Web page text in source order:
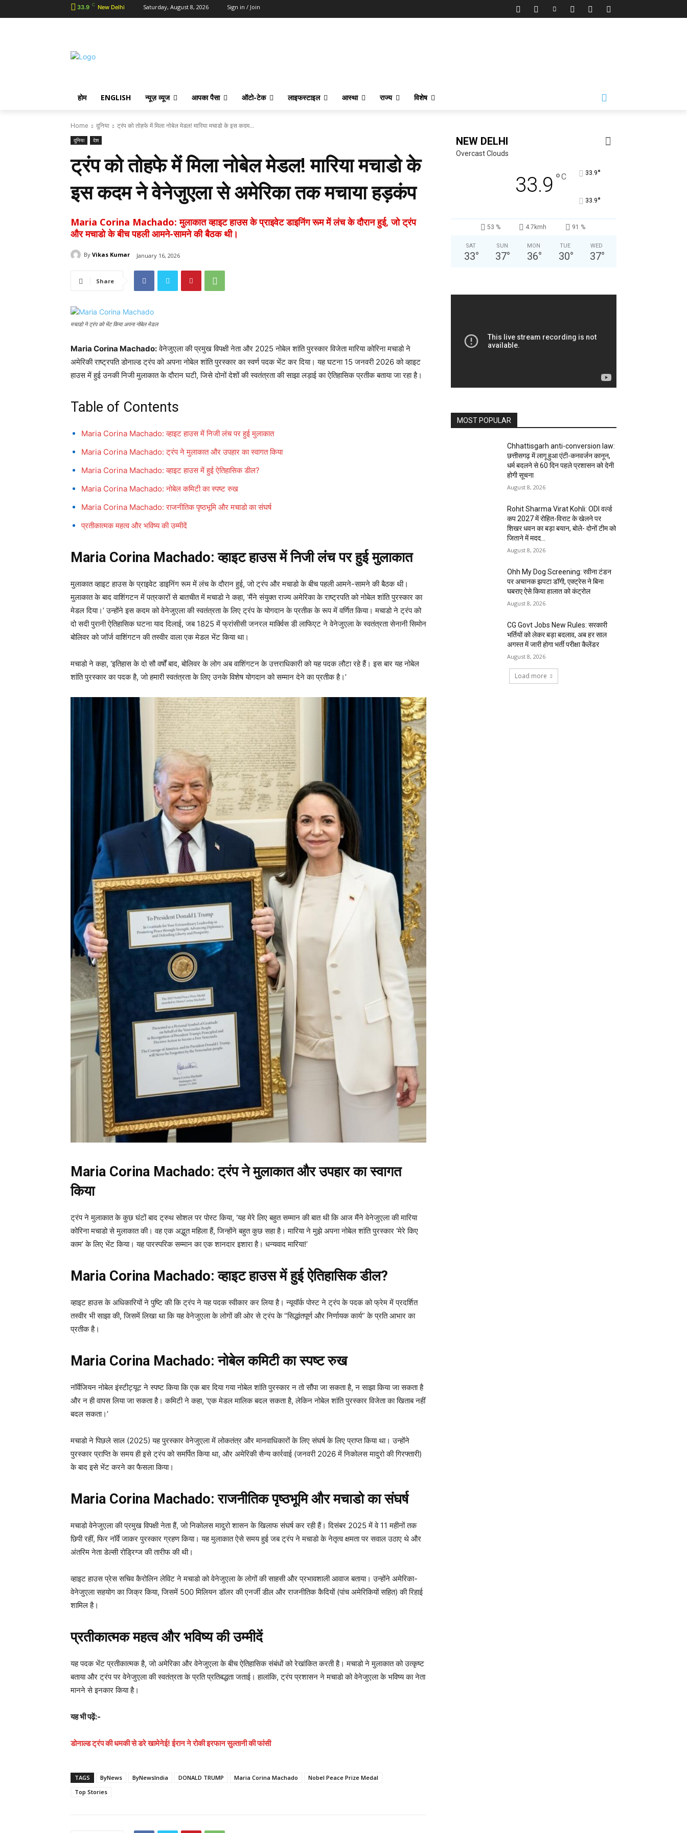
33.9 C New Delhi Saturday, August 8, 2026 Sign in / Join
होम ENGLISH न्यूज़ व्यूज आपका पैसा ऑटो-टेक लाइफस्टाइल आस्था राज्य विशेष
Home दुनिया ट्रंप को तोहफे में मिला नोबेल मेडल! मारिया मचाडो के इस कदम...
दुनिया देश
ट्रंप को तोहफे में मिला नोबेल मेडल! मारिया मचाडो के
इस कदम ने वेनेजुएला से अमेरिका तक मचाया हड़कंप
Maria Corina Machado: मुलाकात व्हाइट हाउस के प्राइवेट डाइनिंग रूम में लंच के दौरान हुई, जो ट्रंप
और मचाडो के बीच पहली आमने-सामने की बैठक थी।
By Vikas Kumar January 16, 2026
Share
मचाडो ने ट्रंप को भेंट किया अपना नोबेल मेडल
Maria Corina Machado:वेनेजुएला की प्रमुख विपक्षी नेता और 2025 नोबेल शांति पुरस्कार विजेता मारिया कोरिना मचाडो ने
अमेरिकी राष्ट्रपति डोनाल्ड ट्रंप को अपना नोबेल शांति पुरस्कार का स्वर्ण पदक भेंट कर दिया। यह घटना 15 जनवरी 2026 को व्हाइट
हाउस में हुई उनकी निजी मुलाकात के दौरान घटी, जिसे दोनों देशों की स्वतंत्रता की साझा लड़ाई का ऐतिहासिक प्रतीक बताया जा रहा है।
Table of Contents
Maria Corina Machado: व्हाइट हाउस में निजी लंच पर हुई मुलाकात
Maria Corina Machado: ट्रंप ने मुलाकात और उपहार का स्वागत किया
Maria Corina Machado: व्हाइट हाउस में हुई ऐतिहासिक डील?
Maria Corina Machado: नोबेल कमिटी का स्पष्ट रुख
Maria Corina Machado: राजनीतिक पृष्ठभूमि और मचाडो का संघर्ष
प्रतीकात्मक महत्व और भविष्य की उम्मीदें
Maria Corina Machado: व्हाइट हाउस में निजी लंच पर हुई मुलाकात
मुलाकात व्हाइट हाउस के प्राइवेट डाइनिंग रूम में लंच के दौरान हुई, जो ट्रंप और मचाडो के बीच पहली आमने-सामने की बैठक थी।
मुलाकात के बाद वाशिंगटन में पत्रकारों से बातचीत में मचाडो ने कहा, ‘मैंने संयुक्त राज्य अमेरिका के राष्ट्रपति को नोबेल शांति पुरस्कार का
मेडल दिया।’ उन्होंने इस कदम को वेनेजुएला की स्वतंत्रता के लिए ट्रंप के योगदान के प्रतीक के रूप में वर्णित किया। मचाडो ने ट्रंप को
दो सदी पुरानी ऐतिहासिक घटना याद दिलाई, जब 1825 में फ्रांसीसी जनरल मार्क्विस डी लाफिएट ने वेनेजुएला के स्वतंत्रता सेनानी सिमोन
बोलिवर को जॉर्ज वाशिंगटन की तस्वीर वाला एक मेडल भेंट किया था।
मचाडो ने कहा, ‘इतिहास के दो सौ वर्षों बाद, बोलिवर के लोग अब वाशिंगटन के उत्तराधिकारी को यह पदक लौटा रहे हैं। इस बार यह नोबेल
शांति पुरस्कार का पदक है, जो हमारी स्वतंत्रता के लिए उनके विशेष योगदान को सम्मान देने का प्रतीक है।’
Maria Corina Machado: ट्रंप ने मुलाकात और उपहार का स्वागत
किया
ट्रंप ने मुलाकात के कुछ घंटों बाद ट्रुथ सोशल पर पोस्ट किया, ‘यह मेरे लिए बहुत सम्मान की बात थी कि आज मैंने वेनेजुएला की मारिया
कोरिना मचाडो से मुलाकात की। वह एक अद्भुत महिला हैं, जिन्होंने बहुत कुछ सहा है। मारिया ने मुझे अपना नोबेल शांति पुरस्कार ‘मेरे किए
काम’ के लिए भेंट किया। यह पारस्परिक सम्मान का एक शानदार इशारा है। धन्यवाद मारिया!’
Maria Corina Machado: व्हाइट हाउस में हुई ऐतिहासिक डील?
व्हाइट हाउस के अधिकारियों ने पुष्टि की कि ट्रंप ने यह पदक स्वीकार कर लिया है। न्यूयॉर्क पोस्ट ने ट्रंप के पदक को फ्रेम में प्रदर्शित
तस्वीर भी साझा की, जिसमें लिखा था कि यह वेनेजुएला के लोगों की ओर से ट्रंप के “सिद्धांतपूर्ण और निर्णायक कार्य” के प्रति आभार का
प्रतीक है।
Maria Corina Machado: नोबेल कमिटी का स्पष्ट रुख
नॉर्वेजियन नोबेल इंस्टीट्यूट ने स्पष्ट किया कि एक बार दिया गया नोबेल शांति पुरस्कार न तो सौंपा जा सकता है, न साझा किया जा सकता है
और न ही वापस लिया जा सकता है। कमिटी ने कहा, ‘एक मेडल मालिक बदल सकता है, लेकिन नोबेल शांति पुरस्कार विजेता का खिताब नहीं
बदल सकता।’
मचाडो ने पिछले साल (2025) यह पुरस्कार वेनेजुएला में लोकतंत्र और मानवाधिकारों के लिए संघर्ष के लिए प्राप्त किया था। उन्होंने
पुरस्कार प्राप्ति के समय ही इसे ट्रंप को समर्पित किया था, और अमेरिकी सैन्य कार्रवाई (जनवरी 2026 में निकोलस मादुरो की गिरफ्तारी)
के बाद इसे भेंट करने का फैसला किया।
Maria Corina Machado: राजनीतिक पृष्ठभूमि और मचाडो का संघर्ष
मचाडो वेनेजुएला की प्रमुख विपक्षी नेता हैं, जो निकोलस मादुरो शासन के खिलाफ संघर्ष कर रही हैं। दिसंबर 2025 में वे 11 महीनों तक
छिपी रहीं, फिर नॉर्वे जाकर पुरस्कार ग्रहण किया। यह मुलाकात ऐसे समय हुई जब ट्रंप ने मचाडो के नेतृत्व क्षमता पर सवाल उठाए थे और
अंतरिम नेता डेल्सी रोड्रिग्ज की तारीफ की थी।
व्हाइट हाउस प्रेस सचिव कैरोलिन लेविट ने मचाडो को वेनेजुएला के लोगों की साहसी और प्रभावशाली आवाज बताया। उन्होंने अमेरिका-
वेनेजुएला सहयोग का जिक्र किया, जिसमें 500 मिलियन डॉलर की एनर्जी डील और राजनीतिक कैदियों (पांच अमेरिकियों सहित) की रिहाई
शामिल है।
प्रतीकात्मक महत्व और भविष्य की उम्मीदें
यह पदक भेंट प्रतीकात्मक है, जो अमेरिका और वेनेजुएला के बीच ऐतिहासिक संबंधों को रेखांकित करती है। मचाडो ने मुलाकात को उत्कृष्ट
बताया और ट्रंप पर वेनेजुएला की स्वतंत्रता के प्रति प्रतिबद्धता जताई। हालांकि, ट्रंप प्रशासन ने मचाडो को वेनेजुएला के भविष्य का नेता
मानने से इनकार किया है।
यह भी पढ़ें:-
डोनाल्ड ट्रंप की धमकी से डरे खामेनेई! ईरान ने रोकी इरफान सुल्तानी की फांसी
TAGS ByNews ByNewsIndia DONALD TRUMP Maria Corina Machado
Nobel Peace Prize Medal
Top Stories
NEW DELHI
Overcast Clouds
33.9 °C 33.9°
33.9°
53 % 4.7kmh 91 %
SAT
33°
SUN
37°
MON
36°
TUE
30°
WED
37°
MOST POPULAR
Chhattisgarh anti-conversion law:
छत्तीसगढ़ में लागू हुआ एंटी-कनवर्जन कानून,
धर्म बदलने से 60 दिन पहले प्रशासन को देनी
होगी सूचना
August 8, 2026
Rohit Sharma Virat Kohli: ODI वर्ल्ड
कप 2027 में रोहित-विराट के खेलने पर
शिखर धवन का बड़ा बयान, बोले- दोनों टीम को
जिताने में मदद...
August 8, 2026
Ohh My Dog Screening: रवीना टंडन
पर अचानक झपटा डॉगी, एक्ट्रेस ने बिना
घबराए ऐसे किया हालात को कंट्रोल
August 8, 2026
CG Govt Jobs New Rules: सरकारी
भर्तियों को लेकर बड़ा बदलाव, अब हर साल
अगस्त में जारी होगा भर्ती परीक्षा कैलेंडर
August 8, 2026
Load more